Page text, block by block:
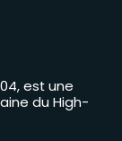
est une
du High-